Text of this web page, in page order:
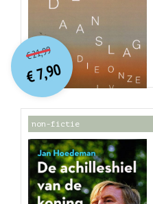
€21,99O
orspr
onkelijke
prijs
was:
€ 21,99.
€7,90
Huidige
prijs
is:
€ 7,90.
non-fictie